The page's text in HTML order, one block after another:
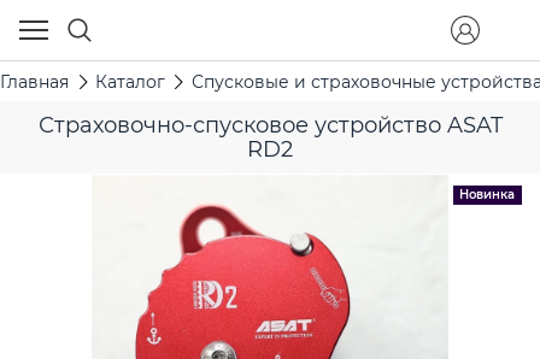
Главная Каталог Спусковые и страховочные
Страховочно-спусковое устройство ASAT
RD2
Новинка